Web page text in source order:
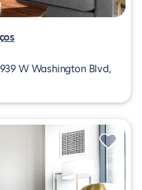
W Washington Blvd,